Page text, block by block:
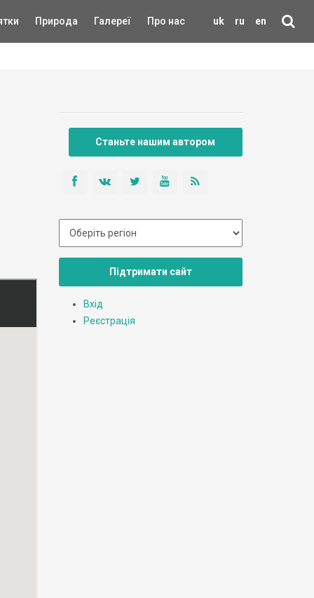
uk ru en
Природа Галереї Про нас
Станьте нашим автором
Підтримати сайт
Вхід
Реєстрація